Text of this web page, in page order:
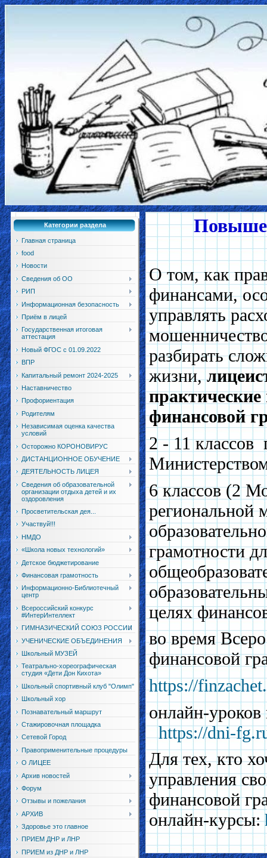
Категории раздела
Главная страница
food
Новости
Сведения об ОО
РИП
Информационная безопасность
Приём в лицей
Государственная итоговая
аттестация
Новый ФГОС с 01.09.2022
ВПР
Капитальный ремонт 2024-2025
Наставничество
Профориентация
Родителям
Независимая оценка качества
условий
Осторожно КОРОНОВИРУС
ДИСТАНЦИОННОЕ ОБУЧЕНИЕ
ДЕЯТЕЛЬНОСТЬ ЛИЦЕЯ
Сведения об образовательной
организации отдыха детей и их
оздоровления
Просветительская дея...
Участвуй!!!
НМДО
«Школа новых технологий»
Детское бюджетирование
Финансовая грамотность
Информационно-Библиотечный
центр
Всероссийский конкурс
#ИнтерИнтеллект
ГИМНАЗИЧЕСКИЙ СОЮЗ РОССИИ
УЧЕНИЧЕСКИЕ ОБЪЕДИНЕНИЯ
Школьный МУЗЕЙ
Театрально-хореографическая
студия «Дети Дон Кихота»
Школьный спортивный клуб "Олимп"
Школьный хор
Познавательный маршрут
Стажировочная площадка
Сетевой Город
Правоприменительные процедуры
О ЛИЦЕЕ
Архив новостей
Форум
Отзывы и пожелания
АРХИВ
Здоровье это главное
ПРИЕМ ДНР и ЛНР
ПРИЕМ из ДНР и ЛНР
О том, как
финансами,
управлять
разбирать
жизни,
финансовой
2 - 11 классов
6 классов (2
региональной
грамотности
целях
во время
финансовой
https://
онлайн-
https://dni-
Для тех, кто
управления
финансовой
онлайн-курсы: